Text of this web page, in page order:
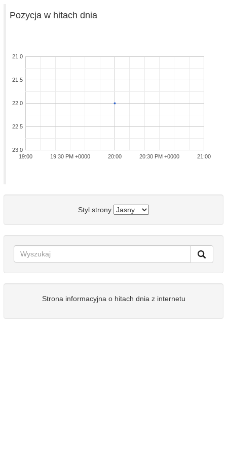
Pozycja w hitach dnia
19:00 20:00 21:00
19:30 PM +0000 20:30 PM +0000
21.0
21.5
22.0
22.5
23.0
Styl strony
Strona informacyjna o hitach dnia z internetu